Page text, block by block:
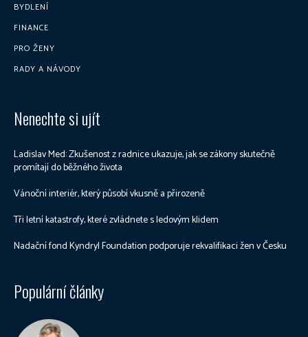
BYDLENÍ
FINANCE
PRO ŽENY
RADY A NÁVODY
Nenechte si ujít
Ladislav Med: Zkušenost z radnice ukazuje, jak se zákony skutečně
promítají do běžného života
Vánoční interiér, který působí vkusně a přirozeně
Tři letní katastrofy, které zvládnete s ledovým klidem
Nadační fond Kyndryl Foundation podporuje rekvalifikaci žen v Česku
Populární články